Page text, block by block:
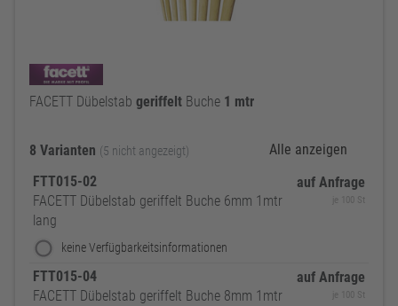
FACETT Dübelstab geriffelt Buche 1 mtr
8 Varianten (5 nicht angezeigt)
Alle anzeigen
FTT015-02
FACETT Dübelstab geriffelt Buche 6mm 1mtr
lang
keine Verfügbarkeitsinformationen
auf Anfrage
je 100 St
FTT015-04
FACETT Dübelstab geriffelt Buche 8mm 1mtr
auf Anfrage
je 100 St